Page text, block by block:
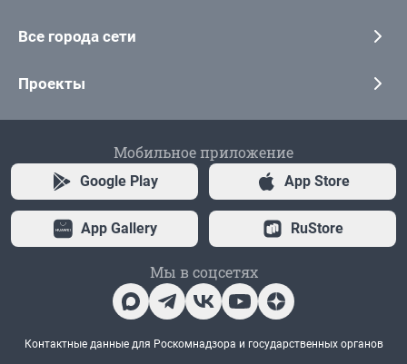
Все города сети
Проекты
Мобильное приложение
Google Play App Store
App Gallery RuStore
Мы в соцсетях
Контактные данные для Роскомнадзора и государственных органов